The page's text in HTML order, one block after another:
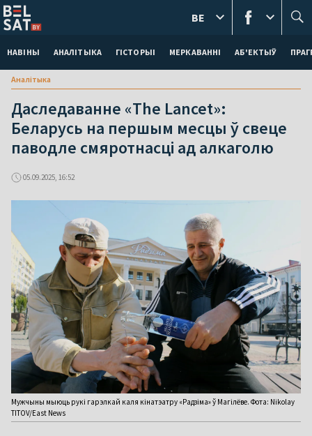
НАВІНЫ АНАЛІТЫКА ГІСТОРЫІ МЕРКАВАННI АБ'ЕКТЫЎ
BE
Аналітыка
Даследаванне «The Lancet»:
Беларусь на першым месцы ў свеце
паводле смяротнасці ад алкаголю
05.09.2025, 16:52
Мужчыны мыюць рукі гарэлкай каля кінатэатру «Радзіма» ў Магілёве. Фота: Nikolay
TITOV/East News